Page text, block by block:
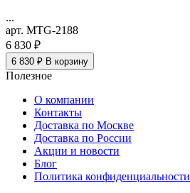
...
арт. MTG-2188
6 830 ₽
6 830 ₽ В корзину
Полезное
О компании
Контакты
Доставка по Москве
Доставка по России
Акции и новости
Блог
Политика конфиденциальности